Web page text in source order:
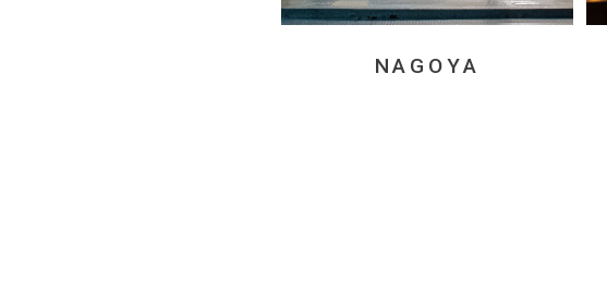
NAGOYA